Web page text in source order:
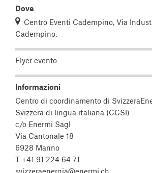
Dove
Centro Eventi Cadempino, Via
Cadempino.
Flyer evento
Informazioni
Centro di coordinamento di
Svizzera di lingua italiana (CCSI)
c/o Enermi Sagl
Via Cantonale 18
6928 Manno
T +41 91 224 64 71